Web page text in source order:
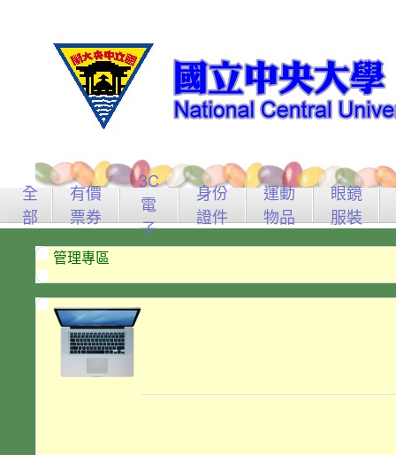
全
部
有價
票券
3C
電
子
身份
證件
運動
物品
眼鏡
服裝
管理專區